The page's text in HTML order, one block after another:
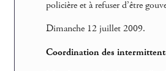
policière et à refuser d’être
Dimanche 12 juillet 2009.
Coordination des